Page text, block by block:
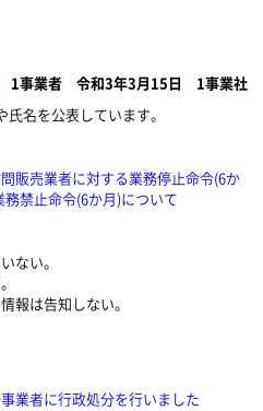
1事業者 令和3年3月15日 1事業社
名を公表しています。
販売業者に対する業務停止命令(6か
務禁止命令(6か月)について
ない。
報は告知しない。
業者に行政処分を行いました